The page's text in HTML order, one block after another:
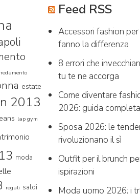
estate
2013
lap gym
moda
regali saldi
Feed RSS
Accessori fashion
fanno la differenza
8 errori che
tu te ne accorga
Come diventare
2026: guida completa
Sposa 2026: le
rivoluzionano il sì
Outfit per il brunch
ispirazioni
Moda uomo 2026: i